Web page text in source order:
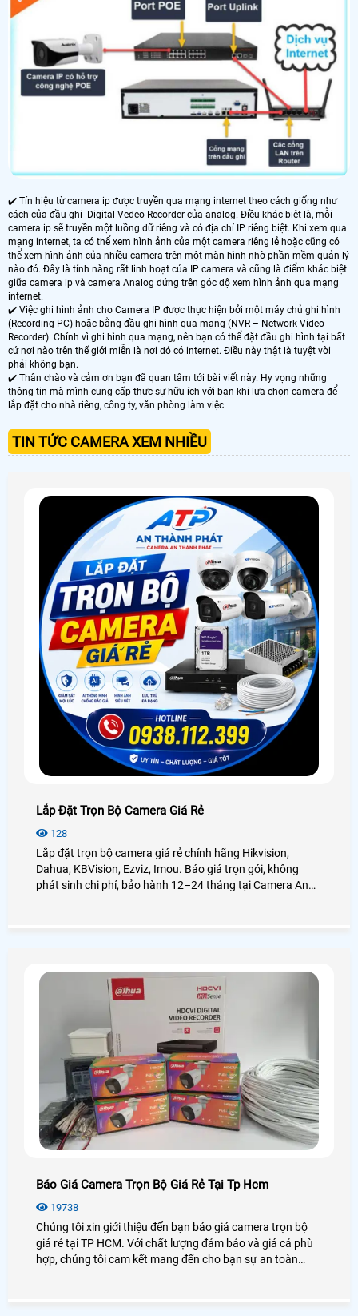
✔️ Tín hiệu từ camera ip được truyền qua mạng internet theo cách giống như
cách của đầu ghi Digital Vedeo Recorder của analog. Điều khác biệt là, mỗi
camera ip sẽ truyền một luồng dữ riêng và có địa chỉ IP riêng biệt. Khi xem qua
mạng internet, ta có thể xem hình ảnh của một camera riêng lẻ hoặc cũng có
thể xem hình ảnh của nhiều camera trên một màn hình nhờ phần mềm quản lý
nào đó. Đây là tính năng rất linh hoạt của IP camera và cũng là điểm khác biệt
giữa camera ip và camera Analog đứng trên góc độ xem hình ảnh qua mạng
internet.
✔️ Việc ghi hình ảnh cho Camera IP được thực hiện bởi một máy chủ ghi hình
(Recording PC) hoặc bằng đầu ghi hình qua mạng (NVR – Network Video
Recorder). Chính vì ghi hình qua mạng, nên bạn có thể đặt đầu ghi hình tại bất
cứ nơi nào trên thế giới miễn là nơi đó có internet. Điều này thật là tuyệt vời
phải không bạn.
✔️ Thân chào và cảm ơn bạn đã quan tâm tới bài viết này. Hy vọng những
thông tin mà mình cung cấp thực sự hữu ích với bạn khi lựa chọn camera để
lắp đặt cho nhà riêng, công ty, văn phòng làm việc.
TIN TỨC CAMERA XEM NHIỀU
Lắp Đặt Trọn Bộ Camera Giá Rẻ
128
Lắp đặt trọn bộ camera giá rẻ chính hãng Hikvision,
Dahua, KBVision, Ezviz, Imou. Báo giá trọn gói, không
phát sinh chi phí, bảo hành 12–24 tháng tại Camera An
Báo Giá Camera Trọn Bộ Giá Rẻ Tại Tp Hcm
19738
Chúng tôi xin giới thiệu đến bạn báo giá camera trọn bộ
giá rẻ tại TP HCM. Với chất lượng đảm bảo và giá cả phù
hợp, chúng tôi cam kết mang đến cho bạn sự an toàn